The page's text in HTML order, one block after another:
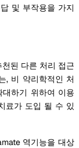
및 부작용을 가지
된 다른 처리 접근
, 비 약리학적인 처
하기 위하여 이용
료가 도입 될 수 있
역기능을 대상